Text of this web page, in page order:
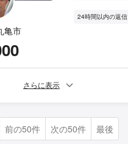
亀市
24時間以内の返信
さらに表示
前の50件 次の50件 最後